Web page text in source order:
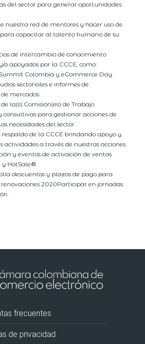
del sector para generar oportunidades
nuestra red de mentores y hacer uso de
capacitar al talento humano de su
de intercambio de conocimiento
o apoyados por la CCCE, como:
Colombia y eCommerce Day.
sectoriales e informes de
mercados.
la(s) Comisión(es) de Trabajo
consultivas para gestionar acciones de
necesidades del sector.
respaldo de la CCCE brindando apoyo y
actividades a través de nuestras acciones
y eventos de activación de ventas
HotSale®.
descuentos y plazos de pago para
2020Participar en jornadas
frecuentes
de privacidad